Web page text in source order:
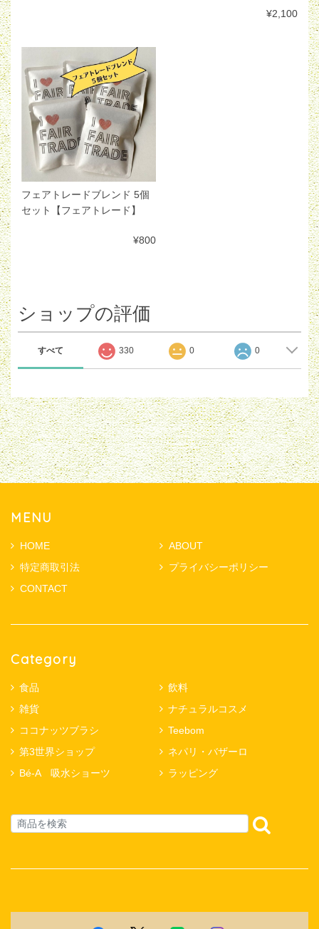
¥2,100
フェアトレードブレンド 5個
セット【フェアトレード】
¥800
ショップの評価
すべて 330 0 0
MENU
HOME
ABOUT
特定商取引法
プライバシーポリシー
CONTACT
Category
食品
飲料
雑貨
ナチュラルコスメ
ココナッツブラシ
Teebom
第3世界ショップ
ネパリ・バザーロ
Bé-A 吸水ショーツ
ラッピング